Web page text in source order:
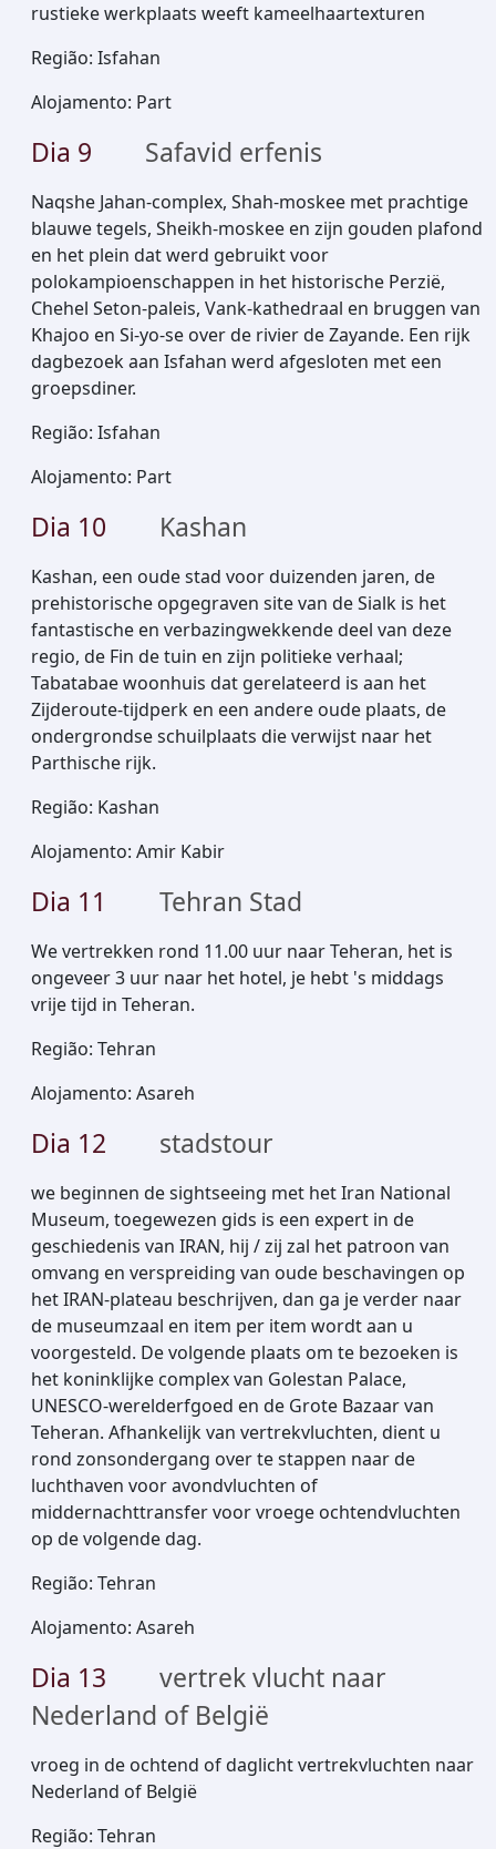
rustieke werkplaats weeft kameelhaartexturen
Região: Isfahan
Alojamento: Part
Dia 9 Safavid erfenis
Naqshe Jahan-complex, Shah-moskee met prachtige
blauwe tegels, Sheikh-moskee en zijn gouden plafond
en het plein dat werd gebruikt voor
polokampioenschappen in het historische Perzië,
Chehel Seton-paleis, Vank-kathedraal en bruggen van
Khajoo en Si-yo-se over de rivier de Zayande. Een rijk
dagbezoek aan Isfahan werd afgesloten met een
groepsdiner.
Região: Isfahan
Alojamento: Part
Dia 10 Kashan
Kashan, een oude stad voor duizenden jaren, de
prehistorische opgegraven site van de Sialk is het
fantastische en verbazingwekkende deel van deze
regio, de Fin de tuin en zijn politieke verhaal;
Tabatabae woonhuis dat gerelateerd is aan het
Zijderoute-tijdperk en een andere oude plaats, de
ondergrondse schuilplaats die verwijst naar het
Parthische rijk.
Região: Kashan
Alojamento: Amir Kabir
Dia 11 Tehran Stad
We vertrekken rond 11.00 uur naar Teheran, het is
ongeveer 3 uur naar het hotel, je hebt 's middags
vrije tijd in Teheran.
Região: Tehran
Alojamento: Asareh
Dia 12 stadstour
we beginnen de sightseeing met het Iran National
Museum, toegewezen gids is een expert in de
geschiedenis van IRAN, hij / zij zal het patroon van
omvang en verspreiding van oude beschavingen op
het IRAN-plateau beschrijven, dan ga je verder naar
de museumzaal en item per item wordt aan u
voorgesteld. De volgende plaats om te bezoeken is
het koninklijke complex van Golestan Palace,
UNESCO-werelderfgoed en de Grote Bazaar van
Teheran. Afhankelijk van vertrekvluchten, dient u
rond zonsondergang over te stappen naar de
luchthaven voor avondvluchten of
middernachttransfer voor vroege ochtendvluchten
op de volgende dag.
Região: Tehran
Alojamento: Asareh
Dia 13
vertrek vlucht naar
Nederland of België
vroeg in de ochtend of daglicht vertrekvluchten naar
Nederland of België
Região: Tehran